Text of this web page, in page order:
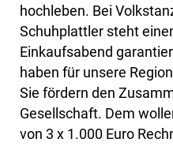
hochleben. Bei
Schuhplattler steht
Einkaufsabend
haben für unsere
Sie fördern den
Gesellschaft. Dem
von 3 x 1.000 Euro